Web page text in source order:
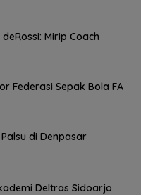
Mirip Coach
Federasi Sepak Bola FA
di Denpasar
Deltras Sidoarjo